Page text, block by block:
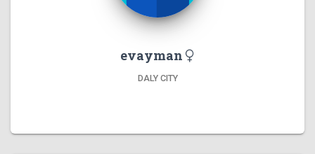
evayman
DALY CITY